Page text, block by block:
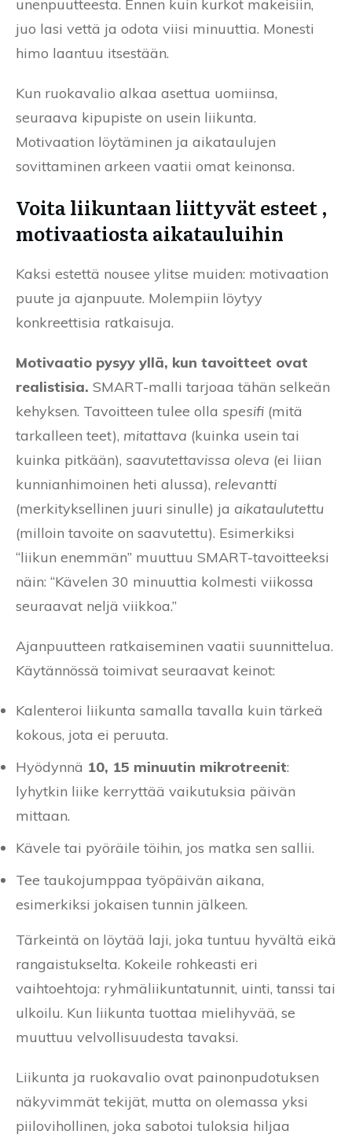
unenpuutteesta. Ennen kuin kurkot makeisiin,
juo lasi vettä ja odota viisi minuuttia. Monesti
himo laantuu itsestään.
Kun ruokavalio alkaa asettua uomiinsa,
seuraava kipupiste on usein liikunta.
Motivaation löytäminen ja aikataulujen
sovittaminen arkeen vaatii omat keinonsa.
Voita liikuntaan liittyvät esteet ,
motivaatiosta aikatauluihin
Kaksi estettä nousee ylitse muiden: motivaation
puute ja ajanpuute. Molempiin löytyy
konkreettisia ratkaisuja.
Motivaatio pysyy yllä, kun tavoitteet ovat
realistisia. SMART-malli tarjoaa tähän selkeän
kehyksen. Tavoitteen tulee olla spesifi (mitä
tarkalleen teet), mitattava (kuinka usein tai
kuinka pitkään), saavutettavissa oleva (ei liian
kunnianhimoinen heti alussa), relevantti
(merkityksellinen juuri sinulle) ja aikataulutettu
(milloin tavoite on saavutettu). Esimerkiksi
“liikun enemmän” muuttuu SMART-tavoitteeksi
näin: “Kävelen 30 minuuttia kolmesti viikossa
seuraavat neljä viikkoa.”
Ajanpuutteen ratkaiseminen vaatii suunnittelua.
Käytännössä toimivat seuraavat keinot:
Kalenteroi liikunta samalla tavalla kuin tärkeä
kokous, jota ei peruuta.
Hyödynnä 10, 15 minuutin mikrotreenit:
lyhytkin liike kerryttää vaikutuksia päivän
mittaan.
Kävele tai pyöräile töihin, jos matka sen sallii.
Tee taukojumppaa työpäivän aikana,
esimerkiksi jokaisen tunnin jälkeen.
Tärkeintä on löytää laji, joka tuntuu hyvältä eikä
rangaistukselta. Kokeile rohkeasti eri
vaihtoehtoja: ryhmäliikuntatunnit, uinti, tanssi tai
ulkoilu. Kun liikunta tuottaa mielihyvää, se
muuttuu velvollisuudesta tavaksi.
Liikunta ja ruokavalio ovat painonpudotuksen
näkyvimmät tekijät, mutta on olemassa yksi
piilovihollinen, joka sabotoi tuloksia hiljaa